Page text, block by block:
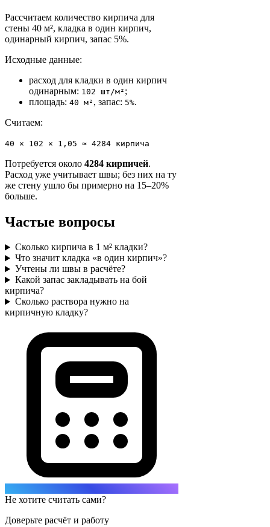
Рассчитаем количество кирпича для
стены 40 м², кладка в один кирпич,
одинарный кирпич, запас 5%.
Исходные данные:
расход для кладки в один кирпич
одинарным: 102 шт/м² ;
площадь: 40 м² , запас: 5%.
Считаем:
40 × 102 × 1,05 ≈ 4284 кирпича
Потребуется около 4284 кирпичей.
Расход уже учитывает швы; без них на ту
же стену ушло бы примерно на 15–20%
больше.
Частые вопросы
Сколько кирпича в 1 м² кладки?
Что значит кладка «в один кирпич»?
Учтены ли швы в расчёте?
Какой запас закладывать на бой
кирпича?
Сколько раствора нужно на
кирпичную кладку?
Не хотите считать сами?
Доверьте расчёт и работу